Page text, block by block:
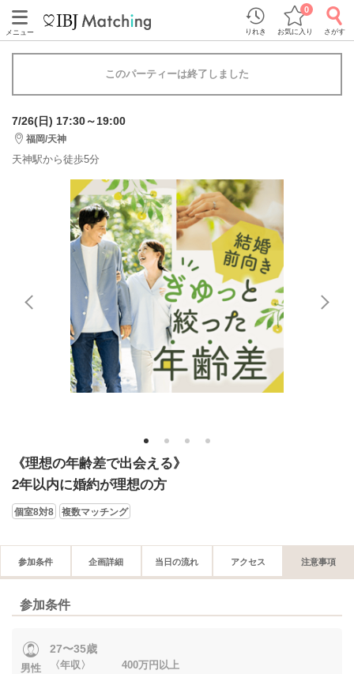
メニュー りれき お気に入り
0
さがす
このパーティーは終了しました
7/26(日) 17:30～19:00
福岡/天神
天神駅から徒歩5分
1 2 3 4
《理想の年齢差で出会える》
2年以内に婚約が理想の方
個室8対8 複数マッチング
参加条件 企画詳細 当日の流れ アクセス 注意事項
参加条件
男性
27〜35歳
〈年収〉 400万円以上